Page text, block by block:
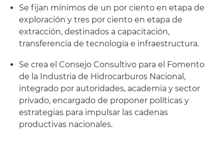
Se fijan mínimos de un por ciento en etapa de
exploración y tres por ciento en etapa de
extracción, destinados a capacitación,
transferencia de tecnología e infraestructura.
Se crea el Consejo Consultivo para el Fomento
de la Industria de Hidrocarburos Nacional,
integrado por autoridades, academia y sector
privado, encargado de proponer políticas y
estrategias para impulsar las cadenas
productivas nacionales.